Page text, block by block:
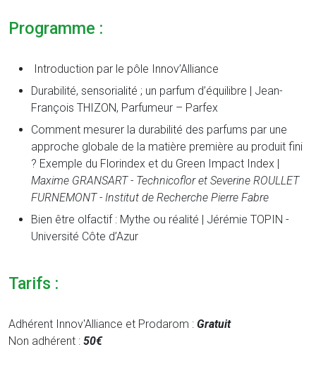
Programme :
Introduction par le pôle Innov’Alliance
Durabilité, sensorialité ; un parfum d’équilibre | Jean-
François THIZON, Parfumeur – Parfex
Comment mesurer la durabilité des parfums par une
approche globale de la matière première au produit fini
? Exemple du Florindex et du Green Impact Index |
Maxime GRANSART - Technicoflor et Severine ROULLET
FURNEMONT - Institut de Recherche Pierre Fabre
Bien être olfactif : Mythe ou réalité | Jérémie TOPIN -
Université Côte d’Azur
Tarifs :
Adhérent Innov'Alliance et Prodarom : Gratuit
Non adhérent : 50€